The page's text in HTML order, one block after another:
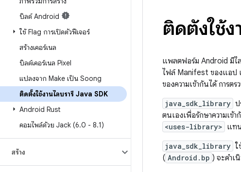
บิลด์ Android
ใช้ Flag การเปิดตัวฟีเจอร์
สร้างเคอร์เนล
บิลด์เคอร์เนล Pixel
แปลงจาก Make เป็น Soong
ติดตั้งใช้งานไลบรารี Java SDK
Android Rust
คอมไพล์ด้วย Jack (6.0 - 8.1)
สร้าง
ติดตั้งใช้ง
แพลตฟอร์ม Android มีไ
ไฟล์ Manifest ของแอป
ของความเข้ากันได้ การต
java_sdk_library ป
ตนเองเพื่อรักษาความเ
<uses-library> แท
java_sdk_library ใ
( Android.bp ) จะดำเ